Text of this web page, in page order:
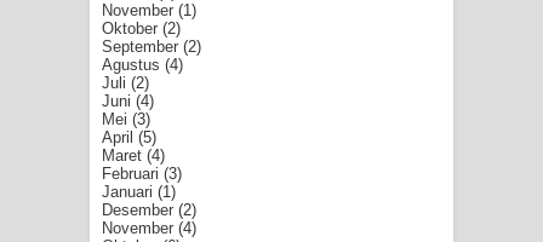
November (1)
Oktober (2)
September (2)
Agustus (4)
Juli (2)
Juni (4)
Mei (3)
April (5)
Maret (4)
Februari (3)
Januari (1)
Desember (2)
November (4)